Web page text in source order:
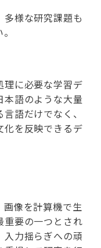
様な研究課題も
理に必要な学習デ
本語のような大量
語だけでなく、
化を反映できるデ
画像を計算機で生
重要の一つとされ
入力揺らぎへの頑